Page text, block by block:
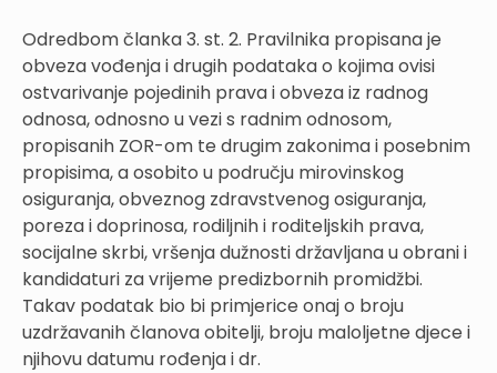
Odredbom članka 3. st. 2. Pravilnika propisana je
obveza vođenja i drugih podataka o kojima ovisi
ostvarivanje pojedinih prava i obveza iz radnog
odnosa, odnosno u vezi s radnim odnosom,
propisanih ZOR-om te drugim zakonima i posebnim
propisima, a osobito u području mirovinskog
osiguranja, obveznog zdravstvenog osiguranja,
poreza i doprinosa, rodiljnih i roditeljskih prava,
socijalne skrbi, vršenja dužnosti državljana u obrani i
kandidaturi za vrijeme predizbornih promidžbi.
Takav podatak bio bi primjerice onaj o broju
uzdržavanih članova obitelji, broju maloljetne djece i
njihovu datumu rođenja i dr.